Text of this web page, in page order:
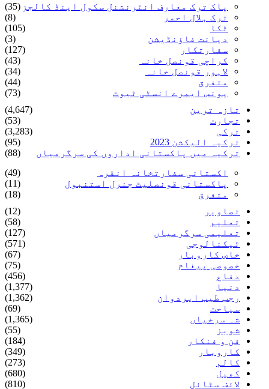
پاک ترک معارف انٹرنشنل سکول اینڈ کالجز (35)
ترک ہلال احمر
(8)
ٹکا
(105)
دیانت فاؤنڈیشن
(3)
سفارتکار
(127)
کراچی قونصل خانہ
(43)
لاہور قونصل خانہ
(34)
متفرق
(44)
یونس ایمرے انسٹی ٹیوٹ
(73)
تازہ ترین
(4,647)
تجارت
(53)
ترکی
(3,283)
ترکیہ الیکشن 2023
(95)
ترکیہ میں پاکستانی اداروں کی سرگرمیاں
(88)
اکستانی سفارتخانہ انقرہ
(49)
پاکستانی قونصلیٹ جنرل استنبول
(11)
متفرق
(18)
تصاویر
(12)
تعلیم
(58)
تعلیمی سرگرمیاں
(127)
ٹیکنالوجی
(571)
خاص کاروبار
(67)
خصوصی پیغام
(75)
دفاع
(456)
دنیا
(1,377)
رجب طیب ایردوان
(1,362)
سیاحت
(69)
شہ سرخیاں
(1,365)
شوبز
(55)
فن و فنکار
(184)
کاروبار
(349)
کالم
(273)
کھیل
(680)
لائف سٹائل
(810)